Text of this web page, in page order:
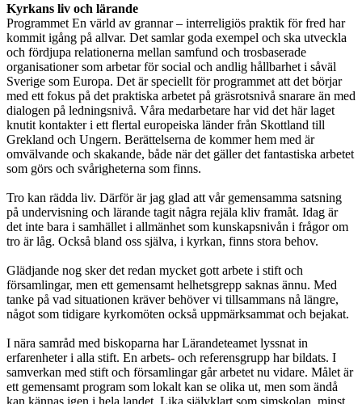
Kyrkans liv och lärande
Programmet En värld av grannar – interreligiös praktik för fred har
kommit igång på allvar. Det samlar goda exempel och ska utveckla
och fördjupa relationerna mellan samfund och trosbaserade
organisationer som arbetar för social och andlig hållbarhet i såväl
Sverige som Europa. Det är speciellt för programmet att det börjar
med ett fokus på det praktiska arbetet på gräsrotsnivå snarare än med
dialogen på ledningsnivå. Våra medarbetare har vid det här laget
knutit kontakter i ett flertal europeiska länder från Skottland till
Grekland och Ungern. Berättelserna de kommer hem med är
omvälvande och skakande, både när det gäller det fantastiska arbetet
som görs och svårigheterna som finns.
Tro kan rädda liv. Därför är jag glad att vår gemensamma satsning
på undervisning och lärande tagit några rejäla kliv framåt. Idag är
det inte bara i samhället i allmänhet som kunskapsnivån i frågor om
tro är låg. Också bland oss själva, i kyrkan, finns stora behov.
Glädjande nog sker det redan mycket gott arbete i stift och
församlingar, men ett gemensamt helhetsgrepp saknas ännu. Med
tanke på vad situationen kräver behöver vi tillsammans nå längre,
något som tidigare kyrkomöten också uppmärksammat och bejakat.
I nära samråd med biskoparna har Lärandeteamet lyssnat in
erfarenheter i alla stift. En arbets- och referensgrupp har bildats. I
samverkan med stift och församlingar går arbetet nu vidare. Målet är
ett gemensamt program som lokalt kan se olika ut, men som ändå
kan kännas igen i hela landet. Lika självklart som simskolan, minst